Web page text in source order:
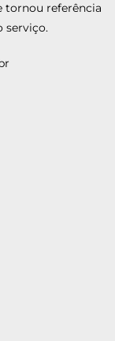
tornou referência
serviço.